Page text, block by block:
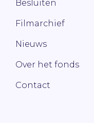
Besluiten
Filmarchief
Nieuws
Over het fonds
Contact